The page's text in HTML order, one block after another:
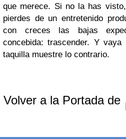
que merece. Si no la has
pierdes de un entretenido
con creces las bajas
concebida: trascender. Y
taquilla muestre lo contrario.
Volver a la Portada de